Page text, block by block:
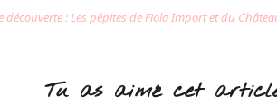
découverte : Les pépites de Fiola Import et du
Tu as aimé cet